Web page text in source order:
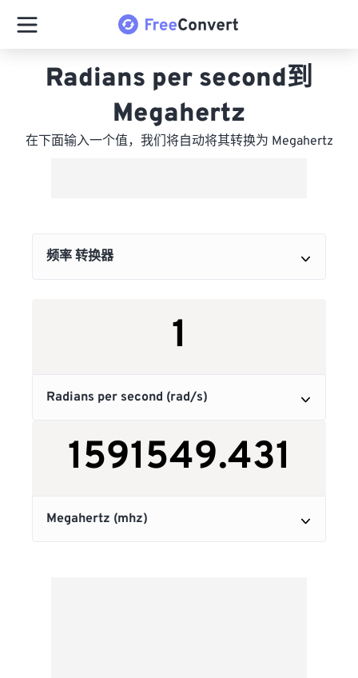
Radians per second到
Megahertz
在下面输入一个值，我们将自动将其转换为 Megahertz